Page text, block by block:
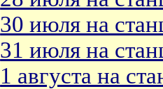
30 июля на
31 июля на
1 августа на